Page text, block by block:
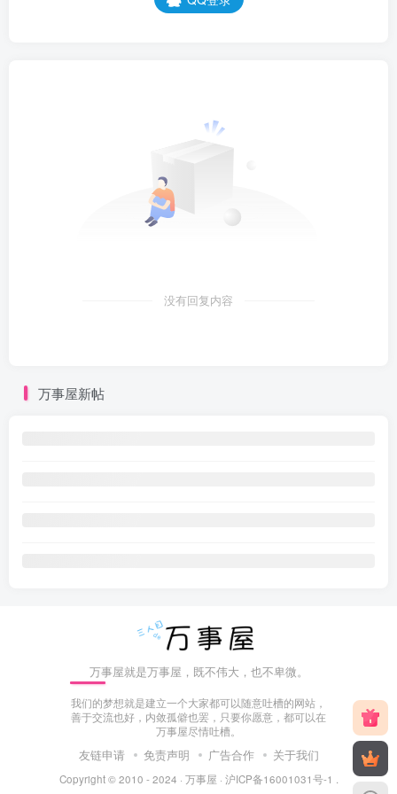
没有回复内容
万事屋新帖
万事屋就是万事屋，既不伟大，也不卑微。
我们的梦想就是建立一个大家都可以随意吐槽的网站，
善于交流也好，内敛孤僻也罢，只要你愿意，都可以在
万事屋尽情吐槽。
友链申请 免责声明 广告合作 关于我们
Copyright © 2010 - 2024 · 万事屋 · 沪ICP备16001031号-1